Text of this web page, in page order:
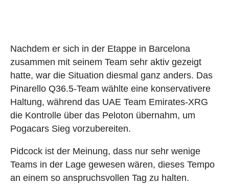
Nachdem er sich in der Etappe in Barcelona
zusammen mit seinem Team sehr aktiv gezeigt
hatte, war die Situation diesmal ganz anders. Das
Pinarello Q36.5-Team wählte eine konservativere
Haltung, während das UAE Team Emirates-XRG
die Kontrolle über das Peloton übernahm, um
Pogacars Sieg vorzubereiten.
Pidcock ist der Meinung, dass nur sehr wenige
Teams in der Lage gewesen wären, dieses Tempo
an einem so anspruchsvollen Tag zu halten.